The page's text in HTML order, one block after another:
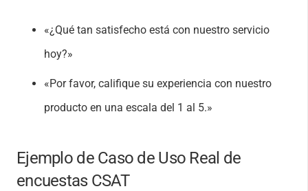
«¿Qué tan satisfecho está con nuestro servicio
hoy?»
«Por favor, califique su experiencia con nuestro
producto en una escala del 1 al 5.»
Ejemplo de Caso de Uso Real de
encuestas CSAT